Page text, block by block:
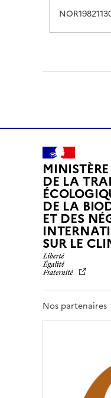
MINISTÈRE
DE LA
DE LA
ET DES
SUR LE
Nos partenaires